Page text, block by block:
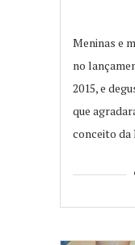
Meninas e
no
2015, e
que
conceito da